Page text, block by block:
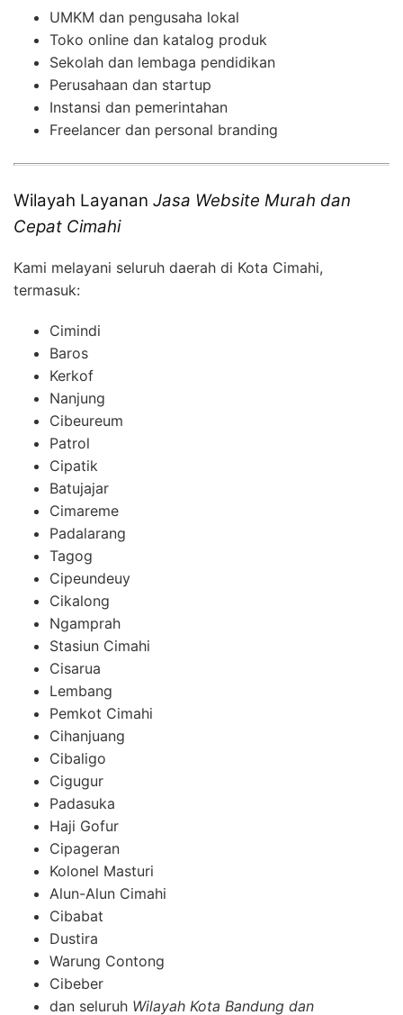
UMKM dan pengusaha lokal
Toko online dan katalog produk
Sekolah dan lembaga pendidikan
Perusahaan dan startup
Instansi dan pemerintahan
Freelancer dan personal branding
Wilayah Layanan Jasa Website Murah dan
Cepat Cimahi
Kami melayani seluruh daerah di Kota Cimahi,
termasuk:
Cimindi
Baros
Kerkof
Nanjung
Cibeureum
Patrol
Cipatik
Batujajar
Cimareme
Padalarang
Tagog
Cipeundeuy
Cikalong
Ngamprah
Stasiun Cimahi
Cisarua
Lembang
Pemkot Cimahi
Cihanjuang
Cibaligo
Cigugur
Padasuka
Haji Gofur
Cipageran
Kolonel Masturi
Alun-Alun Cimahi
Cibabat
Dustira
Warung Contong
Cibeber
dan seluruh Wilayah Kota Bandung dan